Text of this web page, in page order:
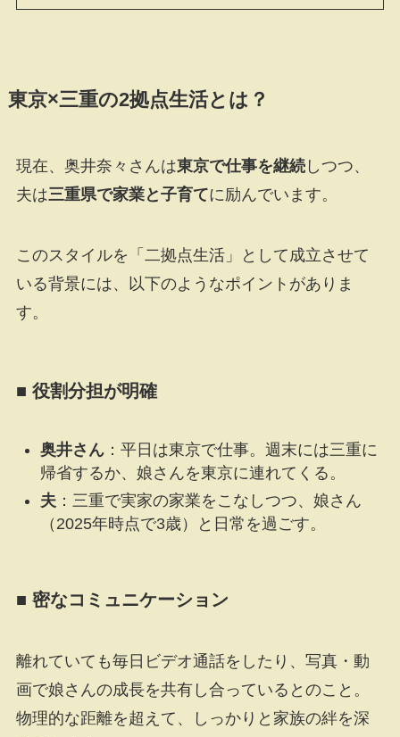
東京×三重の2拠点生活とは？
現在、奥井奈々さんは東京で仕事を継続しつつ、
夫は三重県で家業と子育てに励んでいます。
このスタイルを「二拠点生活」として成立させて
いる背景には、以下のようなポイントがありま
す。
■ 役割分担が明確
奥井さん：平日は東京で仕事。週末には三重に
帰省するか、娘さんを東京に連れてくる。
夫：三重で実家の家業をこなしつつ、娘さん
（2025年時点で3歳）と日常を過ごす。
■ 密なコミュニケーション
離れていても毎日ビデオ通話をしたり、写真・動
画で娘さんの成長を共有し合っているとのこと。
物理的な距離を超えて、しっかりと家族の絆を深